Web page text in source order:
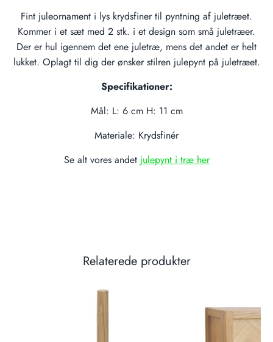
Fint juleornament i lys krydsfiner til pyntning af juletræet.
Kommer i et sæt med 2 stk. i et design som små juletræer.
Der er hul igennem det ene juletræ, mens det andet er helt
lukket. Oplagt til dig der ønsker stilren julepynt på juletræet.
Specifikationer:
Mål: L: 6 cm H: 11 cm
Materiale: Krydsfinér
Se alt vores andet julepynt i træ her
Relaterede produkter